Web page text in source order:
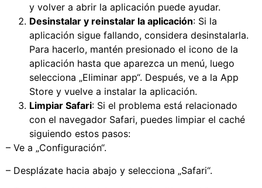
y volver a abrir la aplicación puede ayudar.
Desinstalar y reinstalar la aplicación: Si la
aplicación sigue fallando, considera desinstalarla.
Para hacerlo, mantén presionado el icono de la
aplicación hasta que aparezca un menú, luego
selecciona „Eliminar app“. Después, ve a la App
Store y vuelve a instalar la aplicación.
Limpiar Safari: Si el problema está relacionado
con el navegador Safari, puedes limpiar el caché
siguiendo estos pasos:
– Ve a „Configuración“.
– Desplázate hacia abajo y selecciona „Safari“.